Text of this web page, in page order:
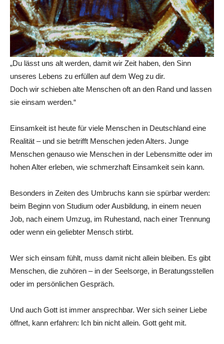
„Du lässt uns alt werden, damit wir Zeit haben, den Sinn
unseres Lebens zu erfüllen auf dem Weg zu dir.
Doch wir schieben alte Menschen oft an den Rand und lassen
sie einsam werden.“
Einsamkeit ist heute für viele Menschen in Deutschland eine
Realität – und sie betrifft Menschen jeden Alters. Junge
Menschen genauso wie Menschen in der Lebensmitte oder im
hohen Alter erleben, wie schmerzhaft Einsamkeit sein kann.
Besonders in Zeiten des Umbruchs kann sie spürbar werden:
beim Beginn von Studium oder Ausbildung, in einem neuen
Job, nach einem Umzug, im Ruhestand, nach einer Trennung
oder wenn ein geliebter Mensch stirbt.
Wer sich einsam fühlt, muss damit nicht allein bleiben. Es gibt
Menschen, die zuhören – in der Seelsorge, in Beratungsstellen
oder im persönlichen Gespräch.
Und auch Gott ist immer ansprechbar. Wer sich seiner Liebe
öffnet, kann erfahren: Ich bin nicht allein. Gott geht mit.